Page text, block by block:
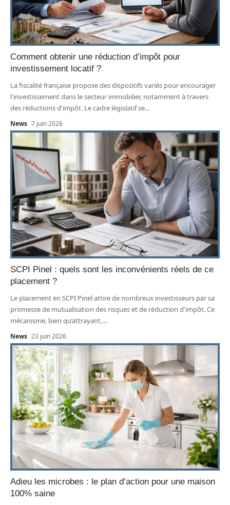
Comment obtenir une réduction d’impôt pour
investissement locatif ?
La fiscalité française propose des dispositifs variés pour encourager
l'investissement dans le secteur immobilier, notamment à travers
des réductions d'impôt. Le cadre législatif se…
News 7 juin 2026
SCPI Pinel : quels sont les inconvénients réels de ce
placement ?
Le placement en SCPI Pinel attire de nombreux investisseurs par sa
promesse de mutualisation des risques et de réduction d'impôt. Ce
mécanisme, bien qu’attrayant, …
News 23 juin 2026
Adieu les microbes : le plan d’action pour une maison
100% saine